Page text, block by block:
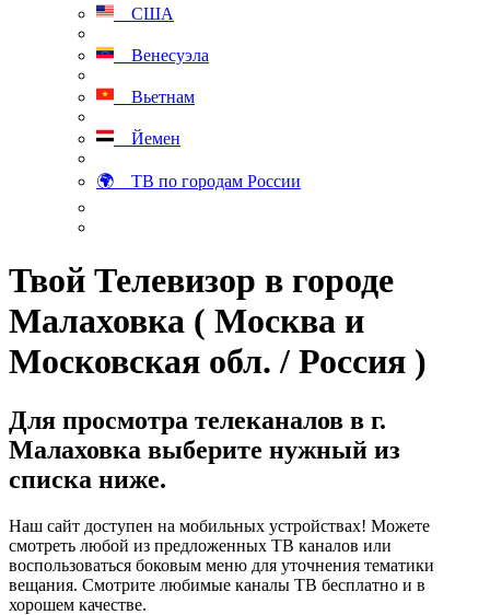
США
Венесуэла
Вьетнам
Йемен
🌍 ТВ по городам России
Твой Телевизор в городе
Малаховка ( Москва и
Московская обл. / Россия )
Для просмотра телеканалов в г.
Малаховка выберите нужный из
списка ниже.
Наш сайт доступен на мобильных устройствах! Можете
смотреть любой из предложенных ТВ каналов или
воспользоваться боковым меню для уточнения тематики
вещания. Смотрите любимые каналы ТВ бесплатно и в
хорошем качестве.